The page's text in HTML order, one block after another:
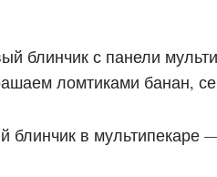
блинчик с панели
ломтиками банан,